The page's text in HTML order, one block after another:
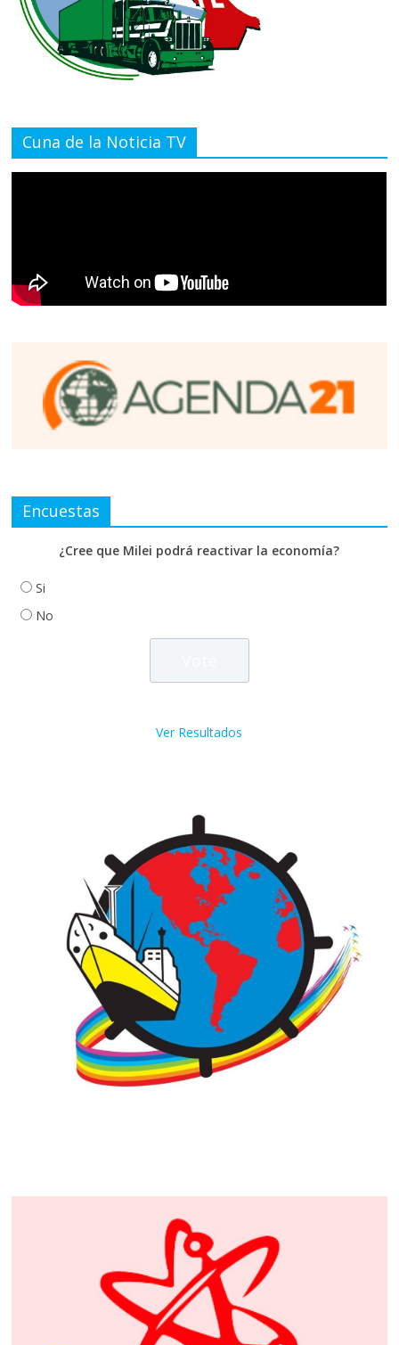
Cuna de la Noticia TV
Encuestas
¿Cree que Milei podrá reactivar la economía?
Si
No
Ver Resultados